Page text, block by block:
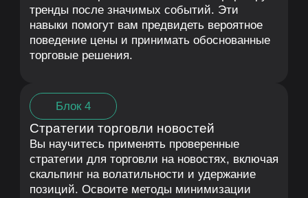
Хедж и квадрохедж
Абсолютный рекорд 240% годовых